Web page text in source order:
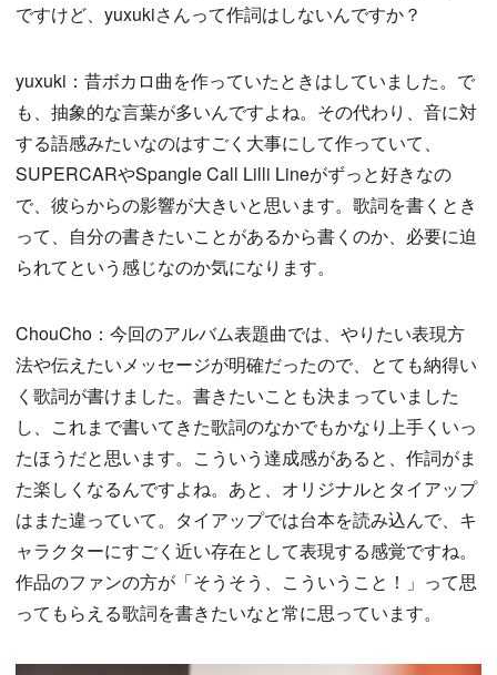
ですけど、yuxukiさんって作詞はしないんですか？
yuxuki：昔ボカロ曲を作っていたときはしていました。で
も、抽象的な言葉が多いんですよね。その代わり、音に対
する語感みたいなのはすごく大事にして作っていて、
SUPERCARやSpangle Call Lilli Lineがずっと好きなの
で、彼らからの影響が大きいと思います。歌詞を書くとき
って、自分の書きたいことがあるから書くのか、必要に迫
られてという感じなのか気になります。
ChouCho：今回のアルバム表題曲では、やりたい表現方
法や伝えたいメッセージが明確だったので、とても納得い
く歌詞が書けました。書きたいことも決まっていました
し、これまで書いてきた歌詞のなかでもかなり上手くいっ
たほうだと思います。こういう達成感があると、作詞がま
た楽しくなるんですよね。あと、オリジナルとタイアップ
はまた違っていて。タイアップでは台本を読み込んで、キ
ャラクターにすごく近い存在として表現する感覚ですね。
作品のファンの方が「そうそう、こういうこと！」って思
ってもらえる歌詞を書きたいなと常に思っています。